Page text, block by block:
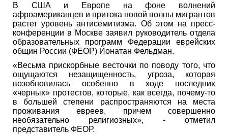
В США и Европе на фоне волнений
афроамериканцев и притока новой волны мигрантов
растет уровень антисемитизма. Об этом на пресс-
конференции в Москве заявил руководитель отдела
образовательных программ Федерации еврейских
общин России (ФЕОР) Йонатан Фельдман.
«Весьма прискорбные весточки по поводу того, что
ощущаются незащищенность, угроза, которая
возобновилась особенно в ходе последних
«черных» протестов, которые, как всегда, почему-то
в большей степени распространяются на места
проживания евреев, причем совершенно
необязательно религиозных», - отметил
представитель ФЕОР.